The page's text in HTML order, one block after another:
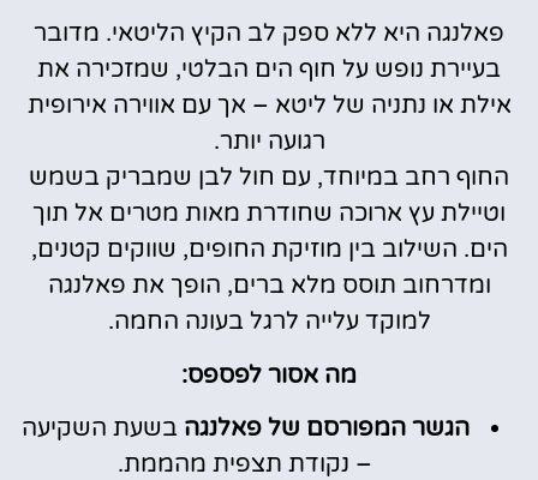
פאלנגה היא ללא ספק לב הקיץ הליטאי. מדובר
בעיירת נופש על חוף הים הבלטי, שמזכירה את
אילת או נתניה של ליטא – אך עם אווירה אירופית
רגועה יותר.
החוף רחב במיוחד, עם חול לבן שמבריק בשמש
וטיילת עץ ארוכה שחודרת מאות מטרים אל תוך
הים. השילוב בין מוזיקת החופים, שווקים קטנים,
ומדרחוב תוסס מלא ברים, הופך את פאלנגה
למוקד עלייה לרגל בעונה החמה.
מה אסור לפספס:
הגשר המפורסם של פאלנגה בשעת השקיעה
– נקודת תצפית מהממת.